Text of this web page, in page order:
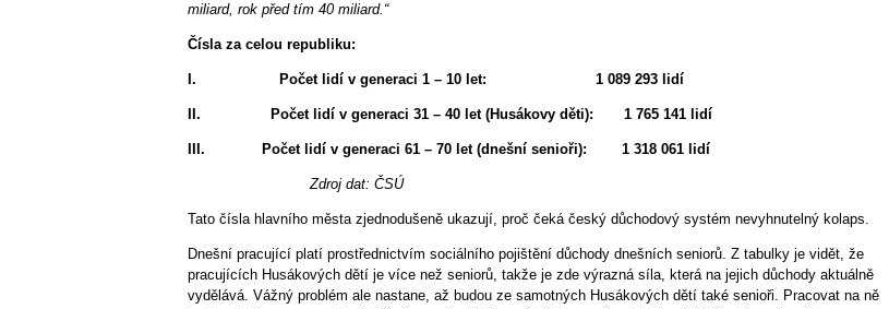
miliard, rok před tím 40 miliard.“
Čísla za celou republiku:
I. Počet lidí v generaci 1 – 10 let: 1 089 293 lidí
II. Počet lidí v generaci 31 – 40 let (Husákovy děti): 1 765 141 lidí
III. Počet lidí v generaci 61 – 70 let (dnešní senioři): 1 318 061 lidí
Zdroj dat: ČSÚ
Tato čísla hlavního města zjednodušeně ukazují, proč čeká český důchodový systém nevyhnutelný kolaps.
Dnešní pracující platí prostřednictvím sociálního pojištění důchody dnešních seniorů. Z tabulky je vidět, že
pracujících Husákových dětí je více než seniorů, takže je zde výrazná síla, která na jejich důchody aktuálně
vydělává. Vážný problém ale nastane, až budou ze samotných Husákových dětí také senioři. Pracovat na ně